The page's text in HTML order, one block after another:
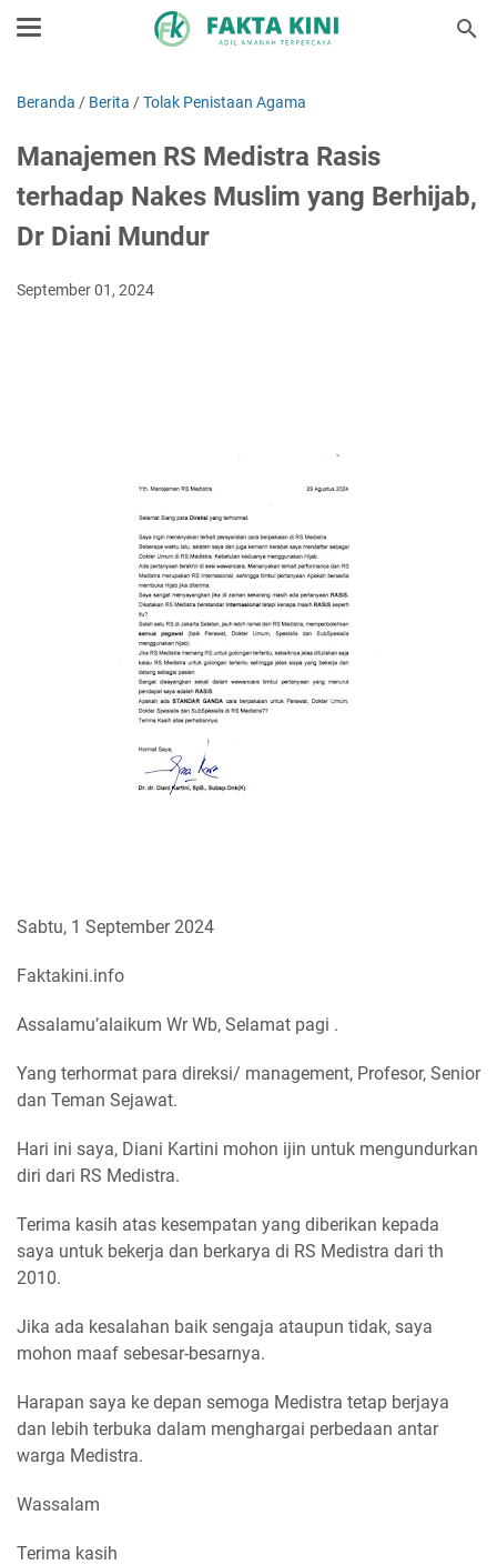
Beranda / Berita /Tolak Penistaan Agama
Manajemen RS Medistra Rasis
terhadap Nakes Muslim yang Berhijab,
Dr Diani Mundur
September 01, 2024
Sabtu, 1 September 2024
Faktakini.info
Assalamu’alaikum Wr Wb, Selamat pagi .
Yang terhormat para direksi/ management, Profesor, Senior
dan Teman Sejawat.
Hari ini saya, Diani Kartini mohon ijin untuk mengundurkan
diri dari RS Medistra.
Terima kasih atas kesempatan yang diberikan kepada
saya untuk bekerja dan berkarya di RS Medistra dari th
2010.
Jika ada kesalahan baik sengaja ataupun tidak, saya
mohon maaf sebesar-besarnya.
Harapan saya ke depan semoga Medistra tetap berjaya
dan lebih terbuka dalam menghargai perbedaan antar
warga Medistra.
Wassalam
Terima kasih